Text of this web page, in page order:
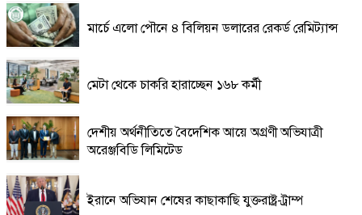
মার্চে এলো পৌনে ৪ বিলিয়ন ডলারের রেকর্ড রেমিট্যান্স
মেটা থেকে চাকরি হারাচ্ছেন ১৬৮ কর্মী
দেশীয় অর্থনীতিতে বৈদেশিক আয়ে অগ্রণী অভিযাত্রী
অরেঞ্জবিডি লিমিটেড
ইরানে অভিযান শেষের কাছাকাছি যুক্তরাষ্ট্র-ট্রাম্প